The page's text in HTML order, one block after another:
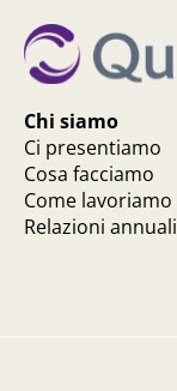
Chi siamo
Ci presentiamo
Cosa facciamo
Come lavoriamo
Relazioni annuali